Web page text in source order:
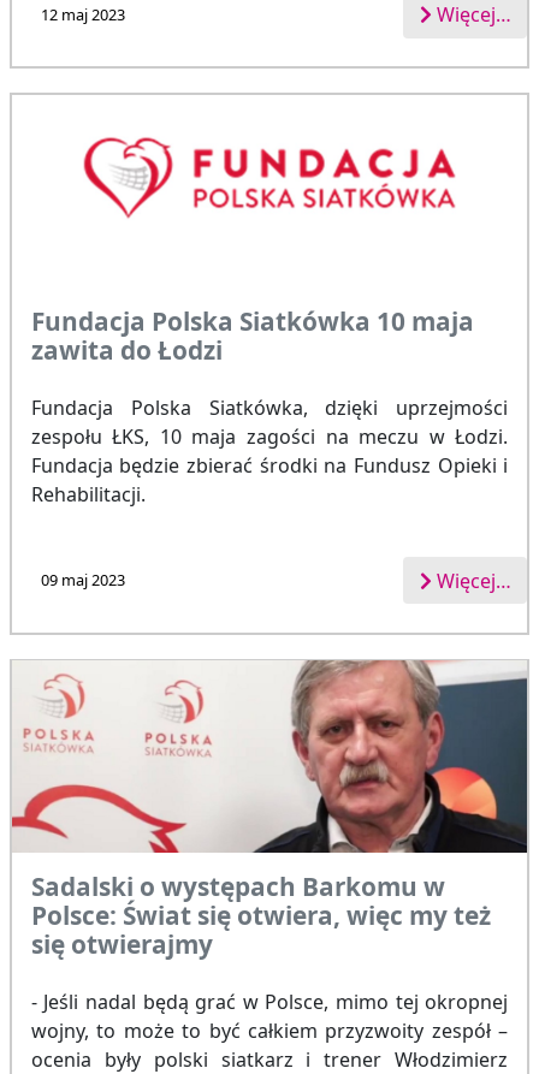
12 maj 2023 Więcej…
Fundacja Polska Siatkówka 10 maja
zawita do Łodzi
Fundacja Polska Siatkówka, dzięki uprzejmości
zespołu ŁKS, 10 maja zagości na meczu w Łodzi.
Fundacja będzie zbierać środki na Fundusz Opieki i
Rehabilitacji.
09 maj 2023 Więcej…
Sadalski o występach Barkomu w
Polsce: Świat się otwiera, więc my też
się otwierajmy
- Jeśli nadal będą grać w Polsce, mimo tej okropnej
wojny, to może to być całkiem przyzwoity zespół –
ocenia były polski siatkarz i trener Włodzimierz